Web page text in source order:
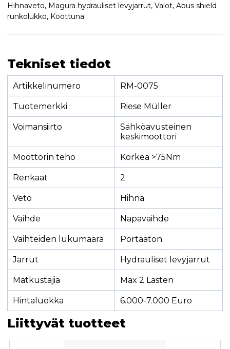
Hihnaveto, Magura hydrauliset levyjarrut, Valot, Abus shield
runkolukko, Koottuna.
Tekniset tiedot
Artikkelinumero RM-0075
Tuotemerkki Riese Müller
Voimansiirto
Sähköavusteinen
keskimoottori
Moottorin teho Korkea >75Nm
Renkaat 2
Veto Hihna
Vaihde Napavaihde
Vaihteiden lukumäärä Portaaton
Jarrut Hydrauliset levyjarrut
Matkustajia Max 2 Lasten
Hintaluokka 6.000-7.000 Euro
Liittyvät tuotteet